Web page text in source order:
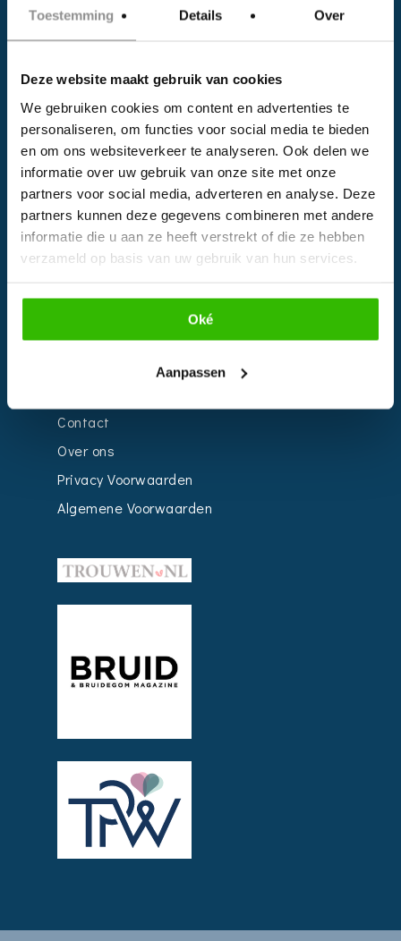
Toestemming Details Over
Deze website maakt gebruik van cookies
We gebruiken cookies om content en advertenties te
personaliseren, om functies voor social media te bieden
en om ons websiteverkeer te analyseren. Ook delen we
informatie over uw gebruik van onze site met onze
partners voor social media, adverteren en analyse. Deze
partners kunnen deze gegevens combineren met andere
informatie die u aan ze heeft verstrekt of die ze hebben
verzameld op basis van uw gebruik van hun services.
Oké
Aanpassen
Facebook
Instagram
EVENTS
Bedrijven
Impressie
Contact
Over ons
Privacy Voorwaarden
Algemene Voorwaarden